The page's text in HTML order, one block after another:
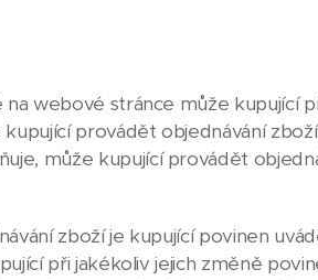
webové stránce může kupující
provádět objednávání
může kupující provádět
zboží je kupující povinen
při jakékoliv jejich změně